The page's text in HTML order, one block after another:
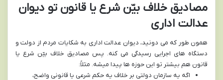
مصادیق خلاف بیّن شرع یا قانون تو دیوان
عدالت اداری
همون طور که می دونید، دیوان عدالت اداری به شکایات مردم از دولت و
دستگاه های اجرایی رسیدگی می کنه. پس مصادیق خلاف بیّن شرع یا
قانون هم بیشتر تو این حوزه ها پیدا میشه. مثلاً:
اگه یه سازمان دولتی بر خلاف یه حکم شرعی یا قانونی واضح،